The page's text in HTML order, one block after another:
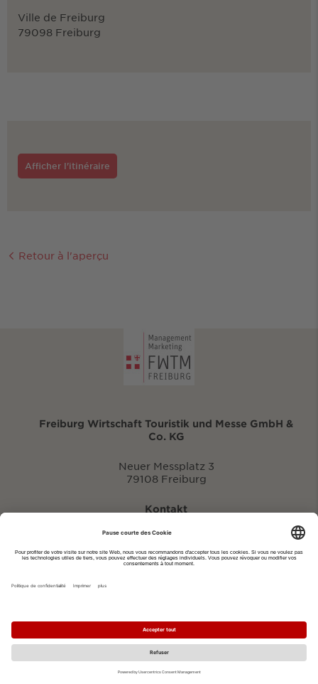
Ville de Freiburg
79098 Freiburg
Afficher l'itinéraire
Retour à l'aperçu
Freiburg Wirtschaft Touristik und Messe GmbH &
Co. KG
Neuer Messplatz 3
79108 Freiburg
Kontakt
eventportal@fwtm.de
Imprimer